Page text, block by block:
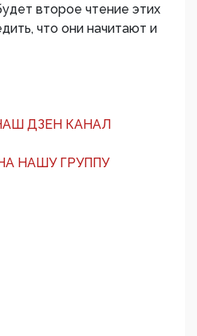
второе чтение этих
что они начитают и
ДЗЕН КАНАЛ
НАШУ ГРУППУ